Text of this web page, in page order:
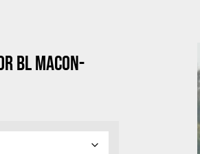
BL Macon-